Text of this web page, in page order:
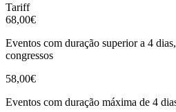
Tariff
68,00€
Eventos com duração superior a 4
congressos
58,00€
Eventos com duração máxima de 4